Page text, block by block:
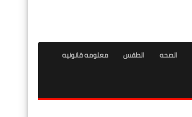
الصحه الطقس معلومه قانونيه